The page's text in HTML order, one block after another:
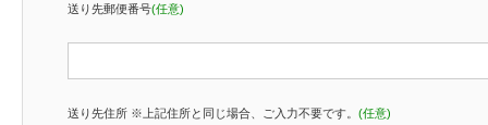
送り先郵便番号(任意)
送り先住所 ※上記住所と同じ場合、ご入力不要です。 (任意)